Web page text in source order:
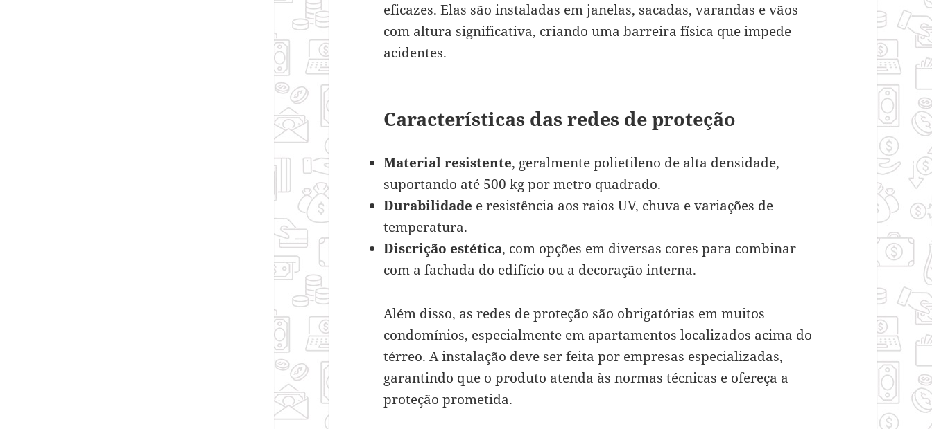
eficazes. Elas são instaladas em janelas, sacadas, varandas e vãos
com altura significativa, criando uma barreira física que impede
acidentes.
Características das redes de proteção
Material resistente, geralmente polietileno de alta densidade,
suportando até 500 kg por metro quadrado.
Durabilidade e resistência aos raios UV, chuva e variações de
temperatura.
Discrição estética, com opções em diversas cores para combinar
com a fachada do edifício ou a decoração interna.
Além disso, as redes de proteção são obrigatórias em muitos
condomínios, especialmente em apartamentos localizados acima do
térreo. A instalação deve ser feita por empresas especializadas,
garantindo que o produto atenda às normas técnicas e ofereça a
proteção prometida.